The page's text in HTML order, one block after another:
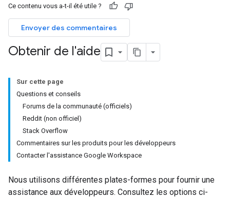
Ce contenu vous a-t-il été utile ?
Envoyer des commentaires
Obtenir de l'aide
Sur cette page
Questions et conseils
Forums de la communauté (officiels)
Reddit (non officiel)
Stack Overflow
Commentaires sur les produits pour les développeurs
Contacter l'assistance Google Workspace
Nous utilisons différentes plates-formes pour fournir une
assistance aux développeurs. Consultez les options ci-